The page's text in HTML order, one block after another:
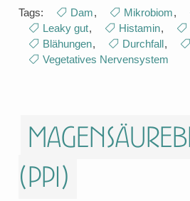
Tags: Dam, Mikrobiom,
Leaky gut, Histamin,
Blähungen, Durchfall,
Vegetatives Nervensystem
(PPI)